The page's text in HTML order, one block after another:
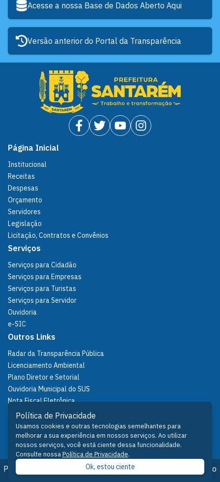
Acesse a nossa Base de Dados Aberto Aqui
Versão anterior do Portal da Transparência
Página Inicial
Institucional
Receitas
Despesas
Orçamento
Servidores
Legislação
Licitação, Contratos e Convênios
Serviços
Serviços para Cidadão
Serviços para Empresas
Serviços para Turistas
Serviços para Servidor
Ouvidoria
e-SIC
Outros Links
Radar da Transparência Pública
Licenciamento Ambiental
Plano Diretor e Setorial
Ouvidoria Municipal do SUS
Nota Fiscal Eletrônica
IPTU
Política de Privacidade
Fale Conosco
Prefeitura de Santarém © 2026 - Desenvolvido pelo Núcleo
Política de Privacidade
Usamos cookies e outras tecnologias semelhantes para
melhorar a sua experiência em nossos serviços. Ao utilizar
nossos serviços, você está ciente dessa funcionalidade.
Consulte nossaPolítica de Privacidade.
Ok, estou ciente